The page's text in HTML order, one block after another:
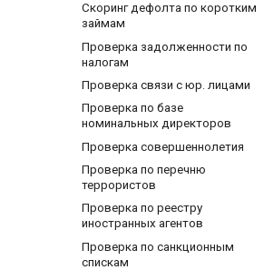
Скоринг дефолта по коротким
займам
Проверка задолженности по
налогам
Проверка связи с юр. лицами
Проверка по базе
номинальных директоров
Проверка совершеннолетия
Проверка по перечню
террористов
Проверка по реестру
иностранных агентов
Проверка по санкционным
спискам